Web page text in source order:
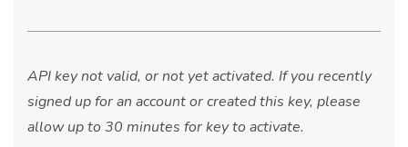
API key not valid, or not yet activated. If you recently
signed up for an account or created this key, please
allow up to 30 minutes for key to activate.